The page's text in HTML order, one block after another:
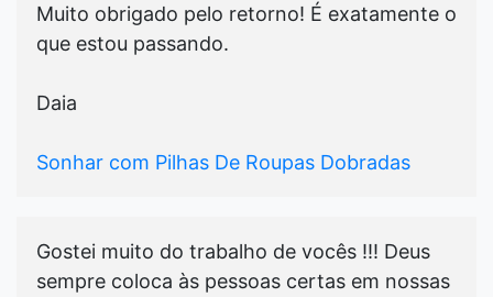
Muito obrigado pelo retorno! É exatamente o
que estou passando.
Daia
Sonhar com Pilhas De Roupas Dobradas
Gostei muito do trabalho de vocês !!! Deus
sempre coloca às pessoas certas em nossas